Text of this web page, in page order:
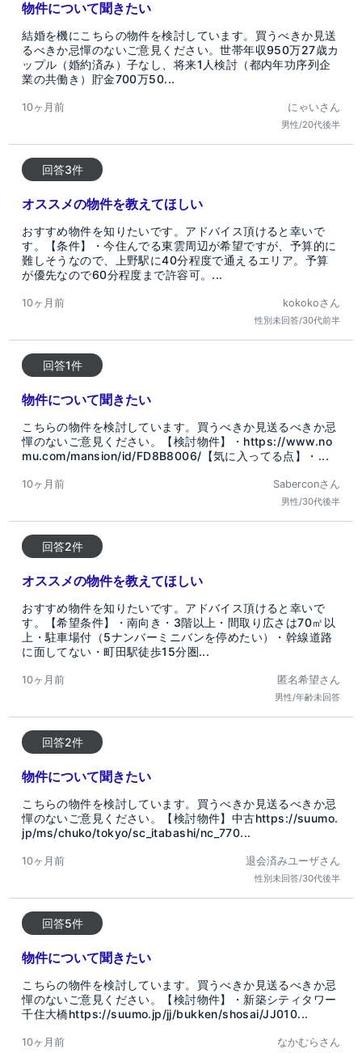
物件について聞きたい
結婚を機にこちらの物件を検討しています。買うべきか見送
るべきか忌憚のないご意見ください。世帯年収950万27歳カ
ップル（婚約済み）子なし、将来1人検討（都内年功序列企
業の共働き）貯金700万50...
10ヶ月前 にゃいさん
男性/20代後半
回答3件
オススメの物件を教えてほしい
おすすめ物件を知りたいです。アドバイス頂けると幸いで
す。【条件】・今住んでる東雲周辺が希望ですが、予算的に
難しそうなので、上野駅に40分程度で通えるエリア。予算
が優先なので60分程度まで許容可。...
10ヶ月前 kokokoさん
性別未回答/30代前半
回答1件
物件について聞きたい
こちらの物件を検討しています。買うべきか見送るべきか忌
憚のないご意見ください。【検討物件】・https://www.no
mu.com/mansion/id/FD8B8006/【気に入ってる点】・...
10ヶ月前 Saberconさん
男性/30代後半
回答2件
オススメの物件を教えてほしい
おすすめ物件を知りたいです。アドバイス頂けると幸いで
す。【希望条件】・南向き・3階以上・間取り広さは70㎡以
上・駐車場付（5ナンバーミニバンを停めたい）・幹線道路
に面してない・町田駅徒歩15分圏...
10ヶ月前 匿名希望さん
男性/年齢未回答
回答2件
物件について聞きたい
こちらの物件を検討しています。買うべきか見送るべきか忌
憚のないご意見ください。【検討物件】中古https://suumo.
jp/ms/chuko/tokyo/sc_itabashi/nc_770...
10ヶ月前 退会済みユーザさん
性別未回答/30代後半
回答5件
物件について聞きたい
こちらの物件を検討しています。買うべきか見送るべきか忌
憚のないご意見ください。【検討物件】・新築シティタワー
千住大橋https://suumo.jp/jj/bukken/shosai/JJ010...
10ヶ月前 なかむらさん